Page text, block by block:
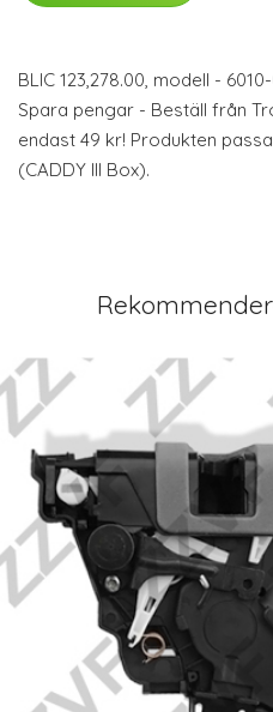
BLIC 123,278.00, modell -
Spara pengar - Beställ från
endast 49 kr! Produkten
(CADDY III Box).